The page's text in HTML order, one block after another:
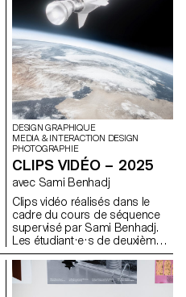
DESIGN GRAPHIQUE
MEDIA & INTERACTION DESIGN
PHOTOGRAPHIE
CLIPS VIDÉO – 2025
avec Sami Benhadj
Clips vidéo réalisés dans le
cadre du cours de séquence
supervisé par Sami Benhadj.
Les étudiant·e·s de deuxième
année des Bachelors Design
Graphique, Media & Interaction
Design et Photographie ont